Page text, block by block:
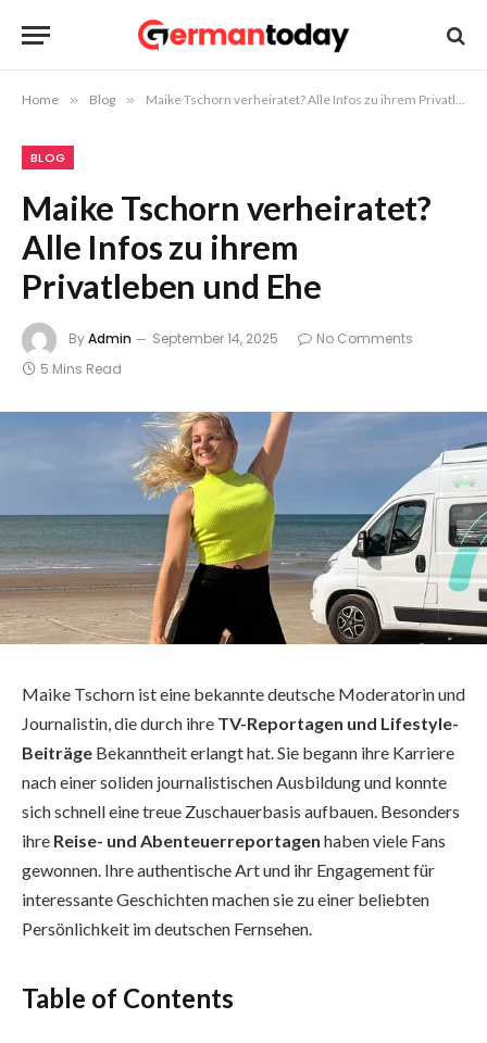
Home » Blog » Maike Tschorn verheiratet? Alle Infos zu ihrem Privatleben und Ehe
BLOG
Maike Tschorn verheiratet?
Alle Infos zu ihrem
Privatleben und Ehe
ByAdmin September 14, 2025
No Comments
5 Mins Read
Maike Tschorn ist eine bekannte deutsche Moderatorin und
Journalistin, die durch ihre TV-Reportagen und Lifestyle-
Beiträge Bekanntheit erlangt hat. Sie begann ihre Karriere
nach einer soliden journalistischen Ausbildung und konnte
sich schnell eine treue Zuschauerbasis aufbauen. Besonders
ihre Reise- und Abenteuerreportagen haben viele Fans
gewonnen. Ihre authentische Art und ihr Engagement für
interessante Geschichten machen sie zu einer beliebten
Persönlichkeit im deutschen Fernsehen.
Table of Contents